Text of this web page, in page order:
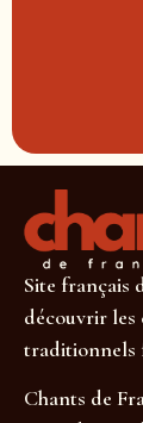
Site français
découvrir les
traditionnels
Chants de